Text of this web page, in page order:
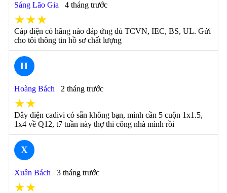
Sáng Lão Gia 4 tháng trước
★★★
Cáp điện có hãng nào đáp ứng đủ TCVN, IEC, BS, UL. Gửi
cho tôi thông tin hồ sơ chất lượng
H
Hoàng Bách 2 tháng trước
★★
Dây điện cadivi có sẵn không bạn, mình cần 5 cuộn 1x1.5,
1x4 về Q12, t7 tuần này thợ thi công nhà mình rồi
X
Xuân Bách 3 tháng trước
★★